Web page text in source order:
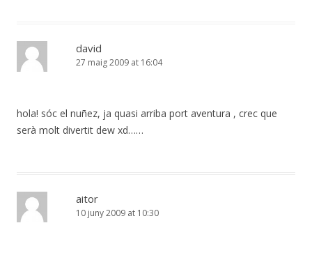
david
27 maig 2009 at 16:04
hola! sóc el nuñez, ja quasi arriba port aventura , crec que
serà molt divertit dew xd……
aitor
10 juny 2009 at 10:30